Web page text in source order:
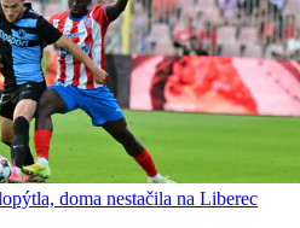
doma nestačila na Liberec